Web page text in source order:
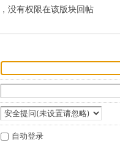
索
没有权限在该版块回帖
自动登录